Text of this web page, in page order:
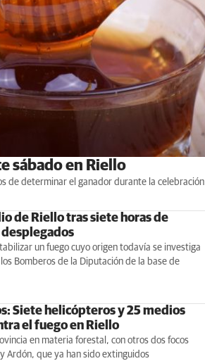
sábado en Riello
de determinar el ganador durante la celebración
de Riello tras siete horas de
un fuego cuyo origen todavía se investiga
Bomberos de la Diputación de la base de
Siete helicópteros y 25 medios
el fuego en Riello
en materia forestal, con otros dos focos
Ardón, que ya han sido extinguidos